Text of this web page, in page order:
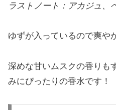
ラストノート：アカジュ、
ゆずが入っているので爽や
深めな甘いムスクの香りも
みにぴったりの香水です！